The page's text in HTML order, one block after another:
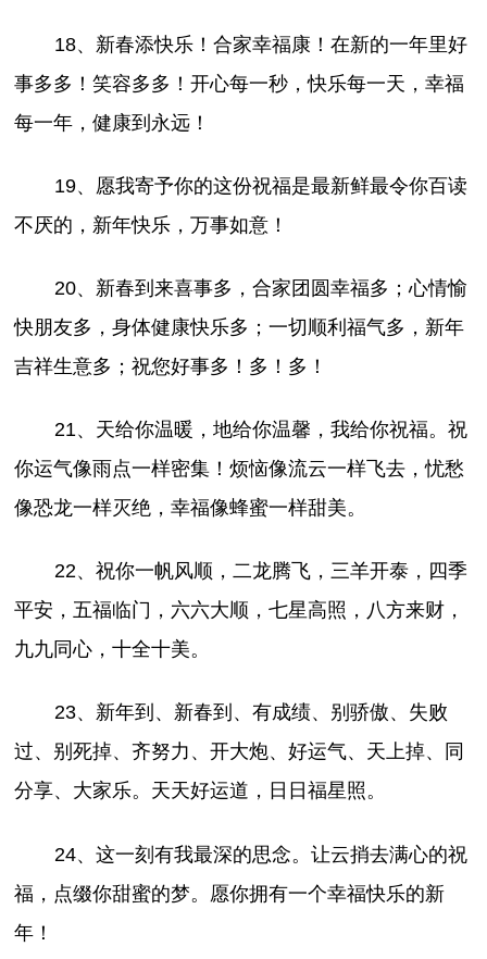
18、新春添快乐！合家幸福康！在新的一年里好
事多多！笑容多多！开心每一秒，快乐每一天，幸福
每一年，健康到永远！
19、愿我寄予你的这份祝福是最新鲜最令你百读
不厌的，新年快乐，万事如意！
20、新春到来喜事多，合家团圆幸福多；心情愉
快朋友多，身体健康快乐多；一切顺利福气多，新年
吉祥生意多；祝您好事多！多！多！
21、天给你温暖，地给你温馨，我给你祝福。祝
你运气像雨点一样密集！烦恼像流云一样飞去，忧愁
像恐龙一样灭绝，幸福像蜂蜜一样甜美。
22、祝你一帆风顺，二龙腾飞，三羊开泰，四季
平安，五福临门，六六大顺，七星高照，八方来财，
九九同心，十全十美。
23、新年到、新春到、有成绩、别骄傲、失败
过、别死掉、齐努力、开大炮、好运气、天上掉、同
分享、大家乐。天天好运道，日日福星照。
24、这一刻有我最深的思念。让云捎去满心的祝
福，点缀你甜蜜的梦。愿你拥有一个幸福快乐的新
年！